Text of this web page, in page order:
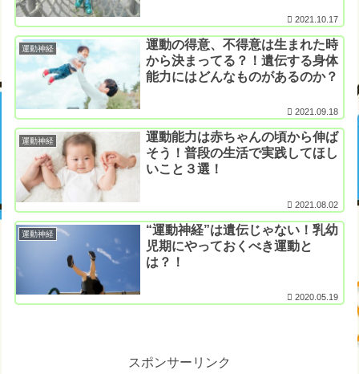
2021.10.17
運動神経
運動の得意、不得意は生まれた時
から決まってる？！遺伝する身体
能力にはどんなものがあるのか？
2021.09.18
運動神経
運動能力は赤ちゃんの頃から伸ば
そう！普段の生活で実践してほし
いこと３選！
2021.08.02
運動神経
“運動神経”は遺伝じゃない！乳幼
児期にやっておくべき運動と
は？！
2020.05.19
スポンサーリンク